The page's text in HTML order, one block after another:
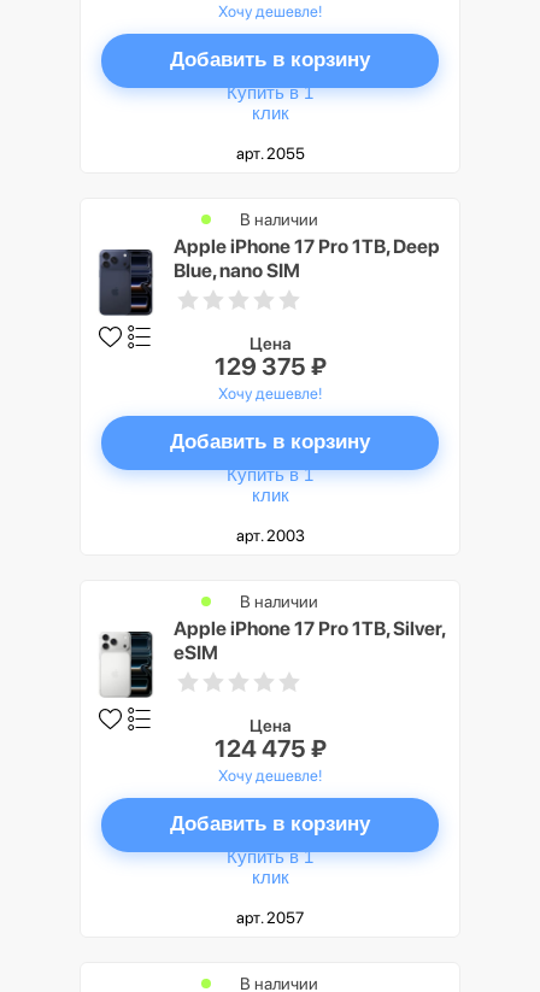
Хочу дешевле!
Добавить в корзину
Купить в 1
клик
арт. 2055
Apple iPhone 17 Pro 1TB, Deep
Blue, nano SIM
В наличии
Цена
129 375 ₽
Хочу дешевле!
Добавить в корзину
Купить в 1
клик
арт. 2003
Apple iPhone 17 Pro 1TB, Silver,
eSIM
В наличии
Цена
124 475 ₽
Хочу дешевле!
Добавить в корзину
Купить в 1
клик
арт. 2057
В наличии